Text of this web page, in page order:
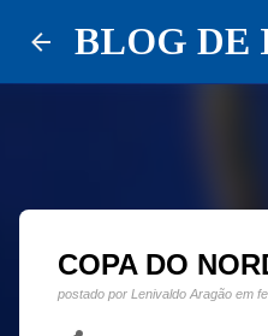
BLOG DE
COPA DO
postado por Lenivaldo Aragão em